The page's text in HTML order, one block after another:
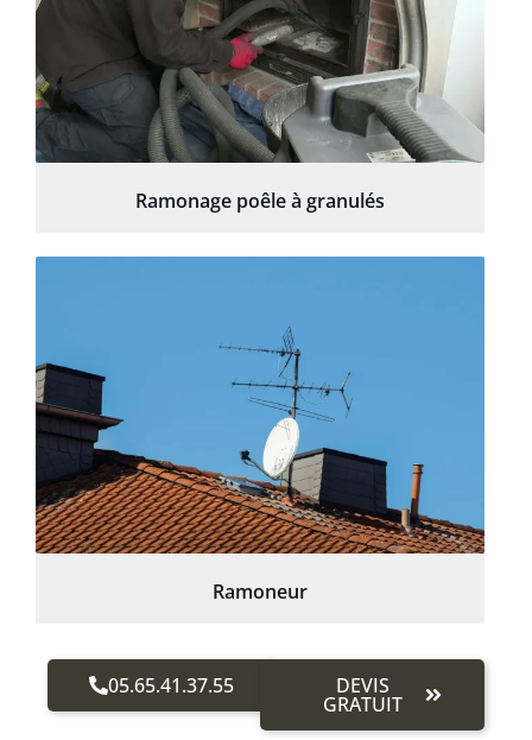
Ramonage poêle à granulés
Ramoneur
05.65.41.37.55 DEVIS
GRATUIT